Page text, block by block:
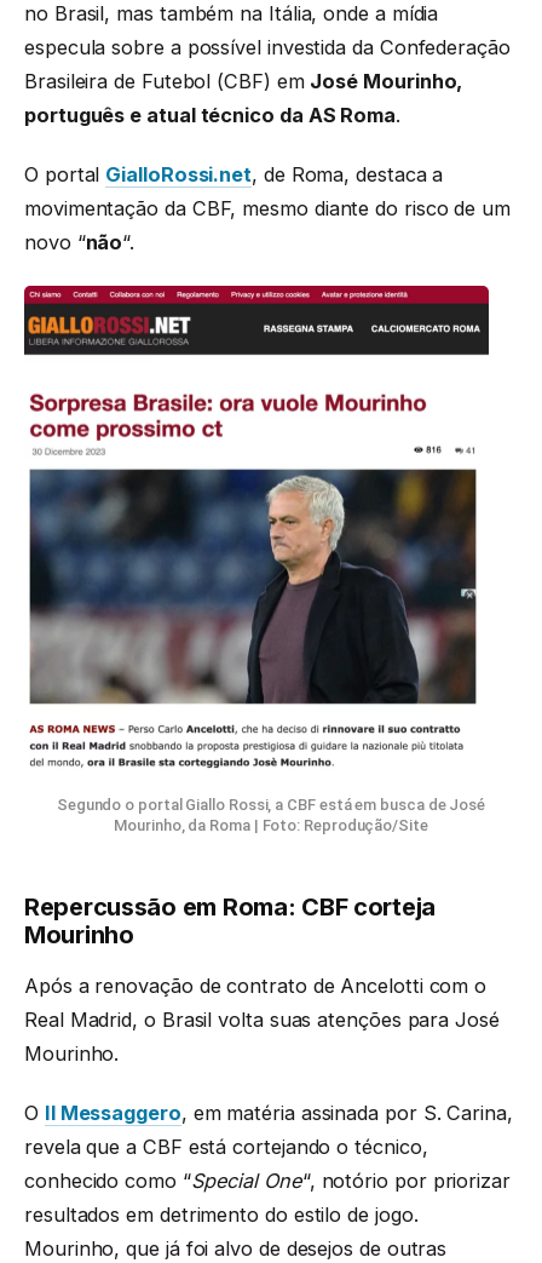
no Brasil, mas também na Itália, onde a mídia
especula sobre a possível investida da Confederação
Brasileira de Futebol (CBF) em José Mourinho,
português e atual técnico da AS Roma.
O portal GialloRossi.net, de Roma, destaca a
movimentação da CBF, mesmo diante do risco de um
novo “não“.
Segundo o portal Giallo Rossi, a CBF está em busca de José
Mourinho, da Roma | Foto: Reprodução/Site
Repercussão em Roma: CBF corteja
Mourinho
Após a renovação de contrato de Ancelotti com o
Real Madrid, o Brasil volta suas atenções para José
Mourinho.
O Il Messaggero, em matéria assinada por S. Carina,
revela que a CBF está cortejando o técnico,
conhecido como “Special One“, notório por priorizar
resultados em detrimento do estilo de jogo.
Mourinho, que já foi alvo de desejos de outras